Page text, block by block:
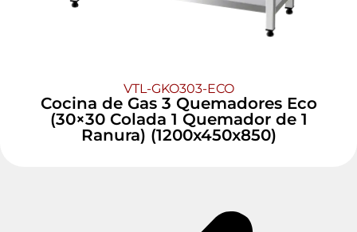
VTL-GKO303-ECO
Cocina de Gas 3 Quemadores Eco
(30×30 Colada 1 Quemador de 1
Ranura) (1200x450x850)